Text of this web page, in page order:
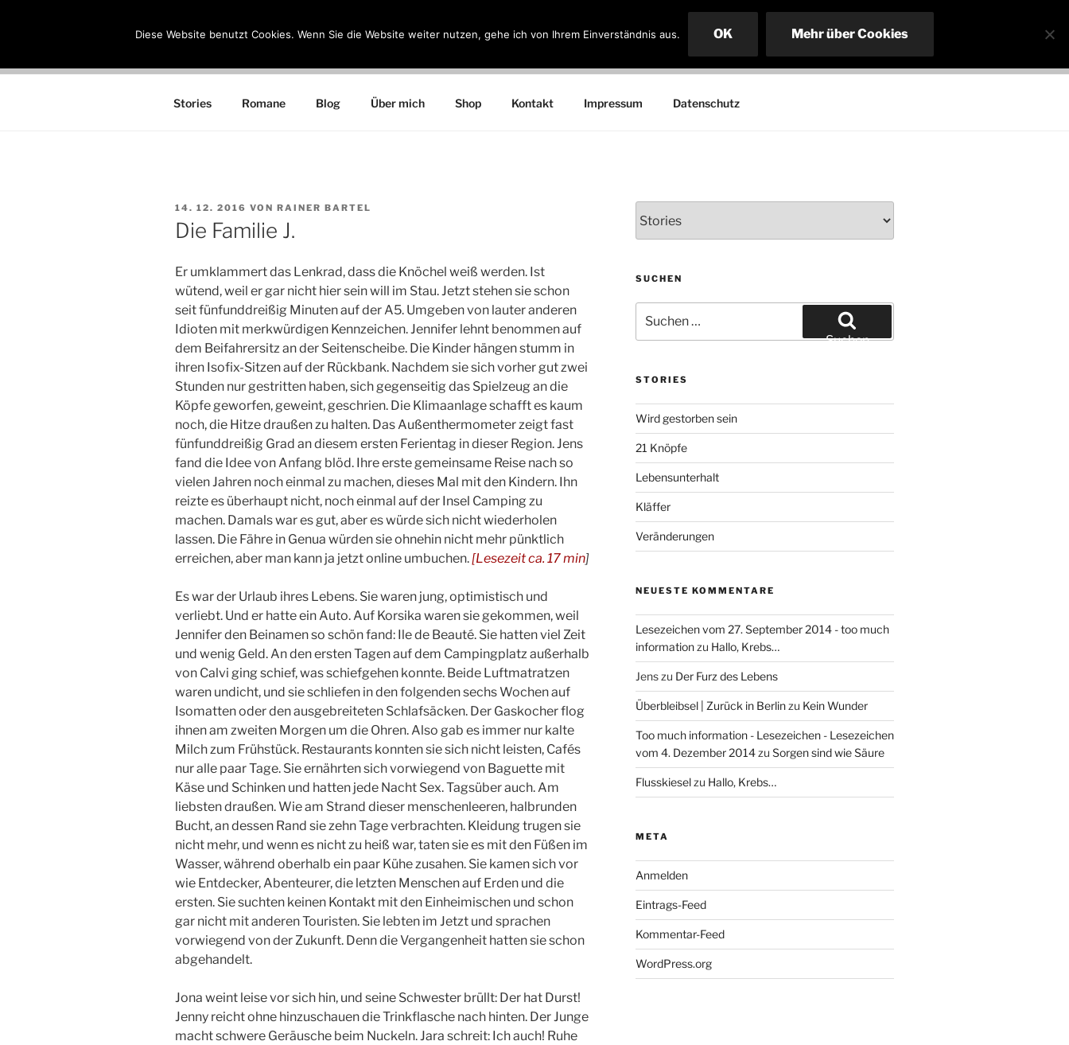
Stories Romane Blog Über mich Shop Kontakt Impressum Datenschutz
VERÖFFENTLICHT
AM
14. 12. 2016 VON RAINER BARTEL
Die Familie J.
Er umklammert das Lenkrad, dass die Knöchel weiß werden. Ist
wütend, weil er gar nicht hier sein will im Stau. Jetzt stehen sie schon
seit fünfunddreißig Minuten auf der A5. Umgeben von lauter anderen
Idioten mit merkwürdigen Kennzeichen. Jennifer lehnt benommen auf
dem Beifahrersitz an der Seitenscheibe. Die Kinder hängen stumm in
ihren Isofix-Sitzen auf der Rückbank. Nachdem sie sich vorher gut zwei
Stunden nur gestritten haben, sich gegenseitig das Spielzeug an die
Köpfe geworfen, geweint, geschrien. Die Klimaanlage schafft es kaum
noch, die Hitze draußen zu halten. Das Außenthermometer zeigt fast
fünfunddreißig Grad an diesem ersten Ferientag in dieser Region. Jens
fand die Idee von Anfang blöd. Ihre erste gemeinsame Reise nach so
vielen Jahren noch einmal zu machen, dieses Mal mit den Kindern. Ihn
reizte es überhaupt nicht, noch einmal auf der Insel Camping zu
machen. Damals war es gut, aber es würde sich nicht wiederholen
lassen. Die Fähre in Genua würden sie ohnehin nicht mehr pünktlich
erreichen, aber man kann ja jetzt online umbuchen. [Lesezeit ca. 17min]
Es war der Urlaub ihres Lebens. Sie waren jung, optimistisch und
verliebt. Und er hatte ein Auto. Auf Korsika waren sie gekommen, weil
Jennifer den Beinamen so schön fand: Ile de Beauté. Sie hatten viel Zeit
und wenig Geld. An den ersten Tagen auf dem Campingplatz außerhalb
von Calvi ging schief, was schiefgehen konnte. Beide Luftmatratzen
waren undicht, und sie schliefen in den folgenden sechs Wochen auf
Isomatten oder den ausgebreiteten Schlafsäcken. Der Gaskocher flog
ihnen am zweiten Morgen um die Ohren. Also gab es immer nur kalte
Milch zum Frühstück. Restaurants konnten sie sich nicht leisten, Cafés
nur alle paar Tage. Sie ernährten sich vorwiegend von Baguette mit
Käse und Schinken und hatten jede Nacht Sex. Tagsüber auch. Am
liebsten draußen. Wie am Strand dieser menschenleeren, halbrunden
Bucht, an dessen Rand sie zehn Tage verbrachten. Kleidung trugen sie
nicht mehr, und wenn es nicht zu heiß war, taten sie es mit den Füßen im
Wasser, während oberhalb ein paar Kühe zusahen. Sie kamen sich vor
wie Entdecker, Abenteurer, die letzten Menschen auf Erden und die
ersten. Sie suchten keinen Kontakt mit den Einheimischen und schon
gar nicht mit anderen Touristen. Sie lebten im Jetzt und sprachen
vorwiegend von der Zukunft. Denn die Vergangenheit hatten sie schon
abgehandelt.
Jona weint leise vor sich hin, und seine Schwester brüllt: Der hat Durst!
Jenny reicht ohne hinzuschauen die Trinkflasche nach hinten. Der Junge
macht schwere Geräusche beim Nuckeln. Jara schreit: Ich auch! Ruhe
SUCHEN
nach:
Suchen
STORIES
Wird gestorben sein
21 Knöpfe
Lebensunterhalt
Kläffer
Veränderungen
NEUESTE KOMMENTARE
Lesezeichen vom 27. September 2014 - too much
informationzu Hallo, Krebs…
Jenszu Der Furz des Lebens
Überbleibsel | Zurück in Berlinzu Kein Wunder
Too much information - Lesezeichen - Lesezeichen
vom 4. Dezember 2014zu Sorgen sind wie Säure
Flusskieselzu Hallo, Krebs…
META
Anmelden
Eintrags-Feed
Kommentar-Feed
WordPress.org
Diese Website benutzt Cookies. Wenn Sie die Website weiter nutzen, gehe ich von Ihrem Einverständnis aus. OK Mehr über Cookies